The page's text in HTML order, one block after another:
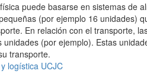
puede basarse en sistemas de
(por ejemplo 16 unidades)
En relación con el transporte,
(por ejemplo). Estas
transporte.